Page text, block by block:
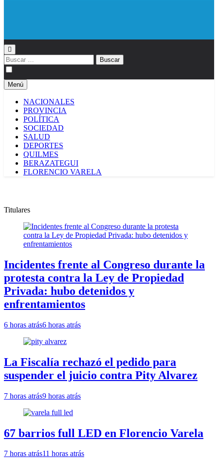
Buscar:
Menú
NACIONALES
PROVINCIA
POLÍTICA
SOCIEDAD
SALUD
DEPORTES
QUILMES
BERAZATEGUI
FLORENCIO VARELA
Titulares
Incidentes frente al Congreso durante la
protesta contra la Ley de Propiedad
Privada: hubo detenidos y
enfrentamientos
6 horas atrás6 horas atrás
La Fiscalía rechazó el pedido para
suspender el juicio contra Pity Alvarez
7 horas atrás9 horas atrás
67 barrios full LED en Florencio Varela
7 horas atrás11 horas atrás